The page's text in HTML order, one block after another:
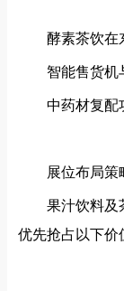
酵素茶饮在
智能售货机
中药材复配
展位布局策
果汁饮料及
优先抢占以下价